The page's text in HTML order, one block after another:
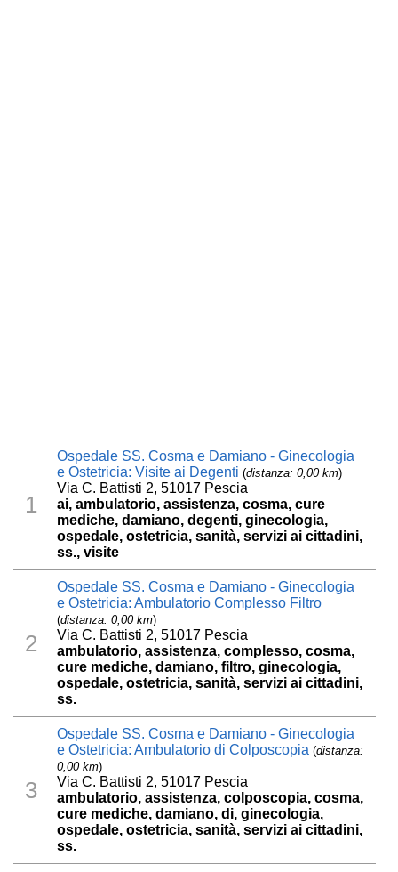
1
Ospedale SS. Cosma e Damiano - Ginecologia
e Ostetricia: Visite ai Degenti (distanza: 0,00 km)
Via C. Battisti 2, 51017 Pescia
ai, ambulatorio, assistenza, cosma, cure
mediche, damiano, degenti, ginecologia,
ospedale, ostetricia, sanità, servizi ai cittadini,
ss., visite
2
Ospedale SS. Cosma e Damiano - Ginecologia
e Ostetricia: Ambulatorio Complesso Filtro
(distanza: 0,00 km)
Via C. Battisti 2, 51017 Pescia
ambulatorio, assistenza, complesso, cosma,
cure mediche, damiano, filtro, ginecologia,
ospedale, ostetricia, sanità, servizi ai cittadini,
ss.
3
Ospedale SS. Cosma e Damiano - Ginecologia
e Ostetricia: Ambulatorio di Colposcopia (distanza:
0,00 km)
Via C. Battisti 2, 51017 Pescia
ambulatorio, assistenza, colposcopia, cosma,
cure mediche, damiano, di, ginecologia,
ospedale, ostetricia, sanità, servizi ai cittadini,
ss.